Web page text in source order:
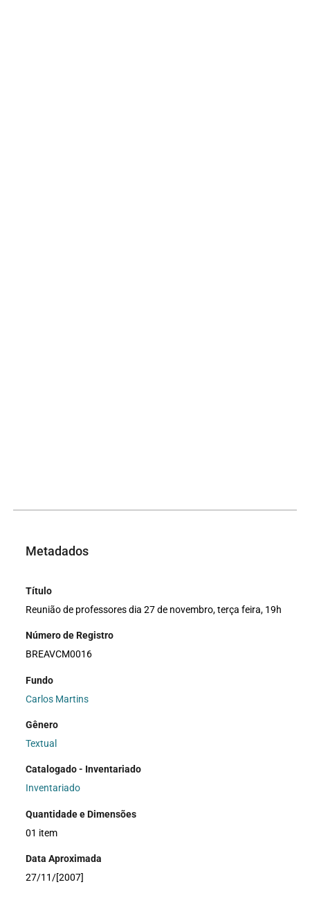
Metadados
Título
Reunião de professores dia 27 de novembro, terça feira, 19h
Número de Registro
BREAVCM0016
Fundo
Carlos Martins
Gênero
Textual
Catalogado - Inventariado
Inventariado
Quantidade e Dimensões
01 item
Data Aproximada
27/11/[2007]